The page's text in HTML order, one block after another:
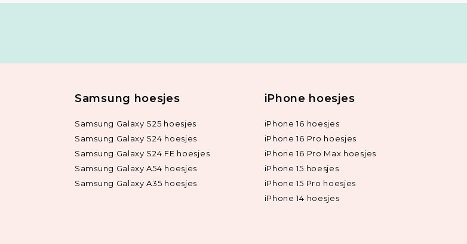
Samsung hoesjes
Samsung Galaxy S25 hoesjes
Samsung Galaxy S24 hoesjes
Samsung Galaxy S24 FE hoesjes
Samsung Galaxy A54 hoesjes
Samsung Galaxy A35 hoesjes
iPhone hoesjes
iPhone 16 hoesjes
iPhone 16 Pro hoesjes
iPhone 16 Pro Max hoesjes
iPhone 15 hoesjes
iPhone 15 Pro hoesjes
iPhone 14 hoesjes